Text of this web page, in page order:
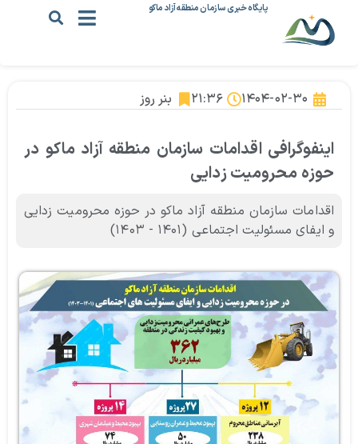
پایگاه خبری سازمان منطقه آزاد ماکو
۱۴۰۴-۰۲-۳۰ ۲۱:۳۶ بنر روز
اینفوگرافی اقدامات سازمان منطقه آزاد ماکو در
حوزه محرومیت زدایی
اقدامات سازمان منطقه آزاد ماکو در حوزه محرومیت زدایی
و ایفای مسئولیت اجتماعی (۱۴۰۱ - ۱۴۰۳)